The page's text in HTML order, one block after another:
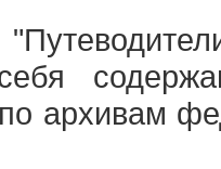
архивам